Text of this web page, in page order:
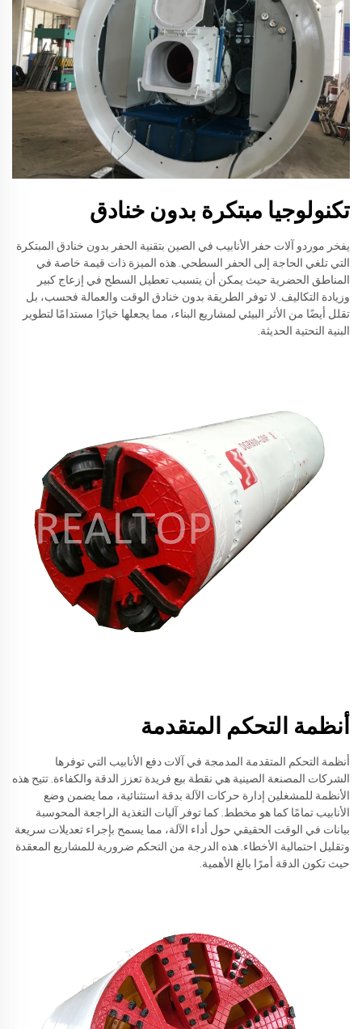
تكنولوجيا مبتكرة بدون خنادق
يفخر موردو آلات حفر الأنابيب في الصين بتقنية الحفر بدون خنادق المبتكرة
التي تلغي الحاجة إلى الحفر السطحي. هذه الميزة ذات قيمة خاصة في
المناطق الحضرية حيث يمكن أن يتسبب تعطيل السطح في إزعاج كبير
وزيادة التكاليف. لا توفر الطريقة بدون خنادق الوقت والعمالة فحسب، بل
تقلل أيضًا من الأثر البيئي لمشاريع البناء، مما يجعلها خيارًا مستدامًا لتطوير
البنية التحتية الحديثة.
أنظمة التحكم المتقدمة
أنظمة التحكم المتقدمة المدمجة في آلات دفع الأنابيب التي توفرها
الشركات المصنعة الصينية هي نقطة بيع فريدة تعزز الدقة والكفاءة. تتيح هذه
الأنظمة للمشغلين إدارة حركات الآلة بدقة استثنائية، مما يضمن وضع
الأنابيب تمامًا كما هو مخطط. كما توفر آليات التغذية الراجعة المحوسبة
بيانات في الوقت الحقيقي حول أداء الآلة، مما يسمح بإجراء تعديلات سريعة
وتقليل احتمالية الأخطاء. هذه الدرجة من التحكم ضرورية للمشاريع المعقدة
حيث تكون الدقة أمرًا بالغ الأهمية.